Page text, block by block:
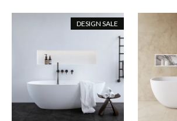
DESIGN SALE